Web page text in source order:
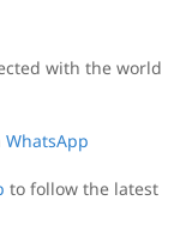
with the world
WhatsApp
to follow the latest